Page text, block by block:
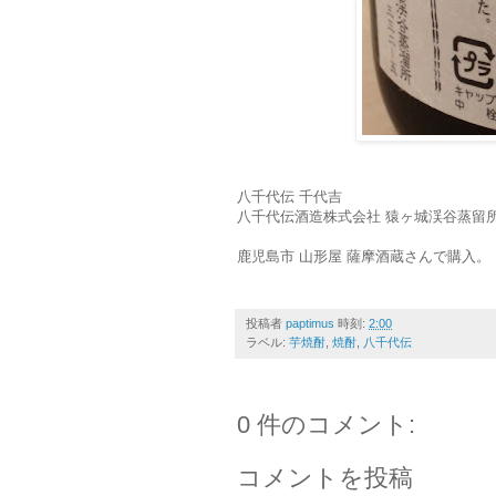
八千代伝 千代吉
八千代伝酒造株式会社 猿ヶ城渓谷蒸留
鹿児島市 山形屋 薩摩酒蔵さんで購入。
投稿者 paptimus 時刻: 2:00
ラベル: 芋焼酎 焼酎 八千代伝
0 件のコメント:
コメントを投稿